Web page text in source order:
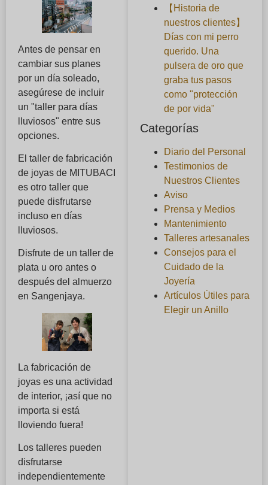
Antes de pensar en
cambiar sus planes
por un día soleado,
asegúrese de incluir
un "taller para días
lluviosos" entre sus
opciones.
El taller de fabricación
de joyas de MITUBACI
es otro taller que
puede disfrutarse
incluso en días
lluviosos.
Disfrute de un taller de
plata u oro antes o
después del almuerzo
en Sangenjaya.
La fabricación de
joyas es una actividad
de interior, ¡así que no
importa si está
lloviendo fuera!
Los talleres pueden
disfrutarse
independientemente
【Historia de
nuestros clientes】
Días con mi perro
querido. Una
pulsera de oro que
graba tus pasos
como "protección
de por vida"
Categorías
Diario del Personal
Testimonios de
Nuestros Clientes
Aviso
Prensa y Medios
Mantenimiento
Talleres artesanales
Consejos para el
Cuidado de la
Joyería
Artículos Útiles para
Elegir un Anillo